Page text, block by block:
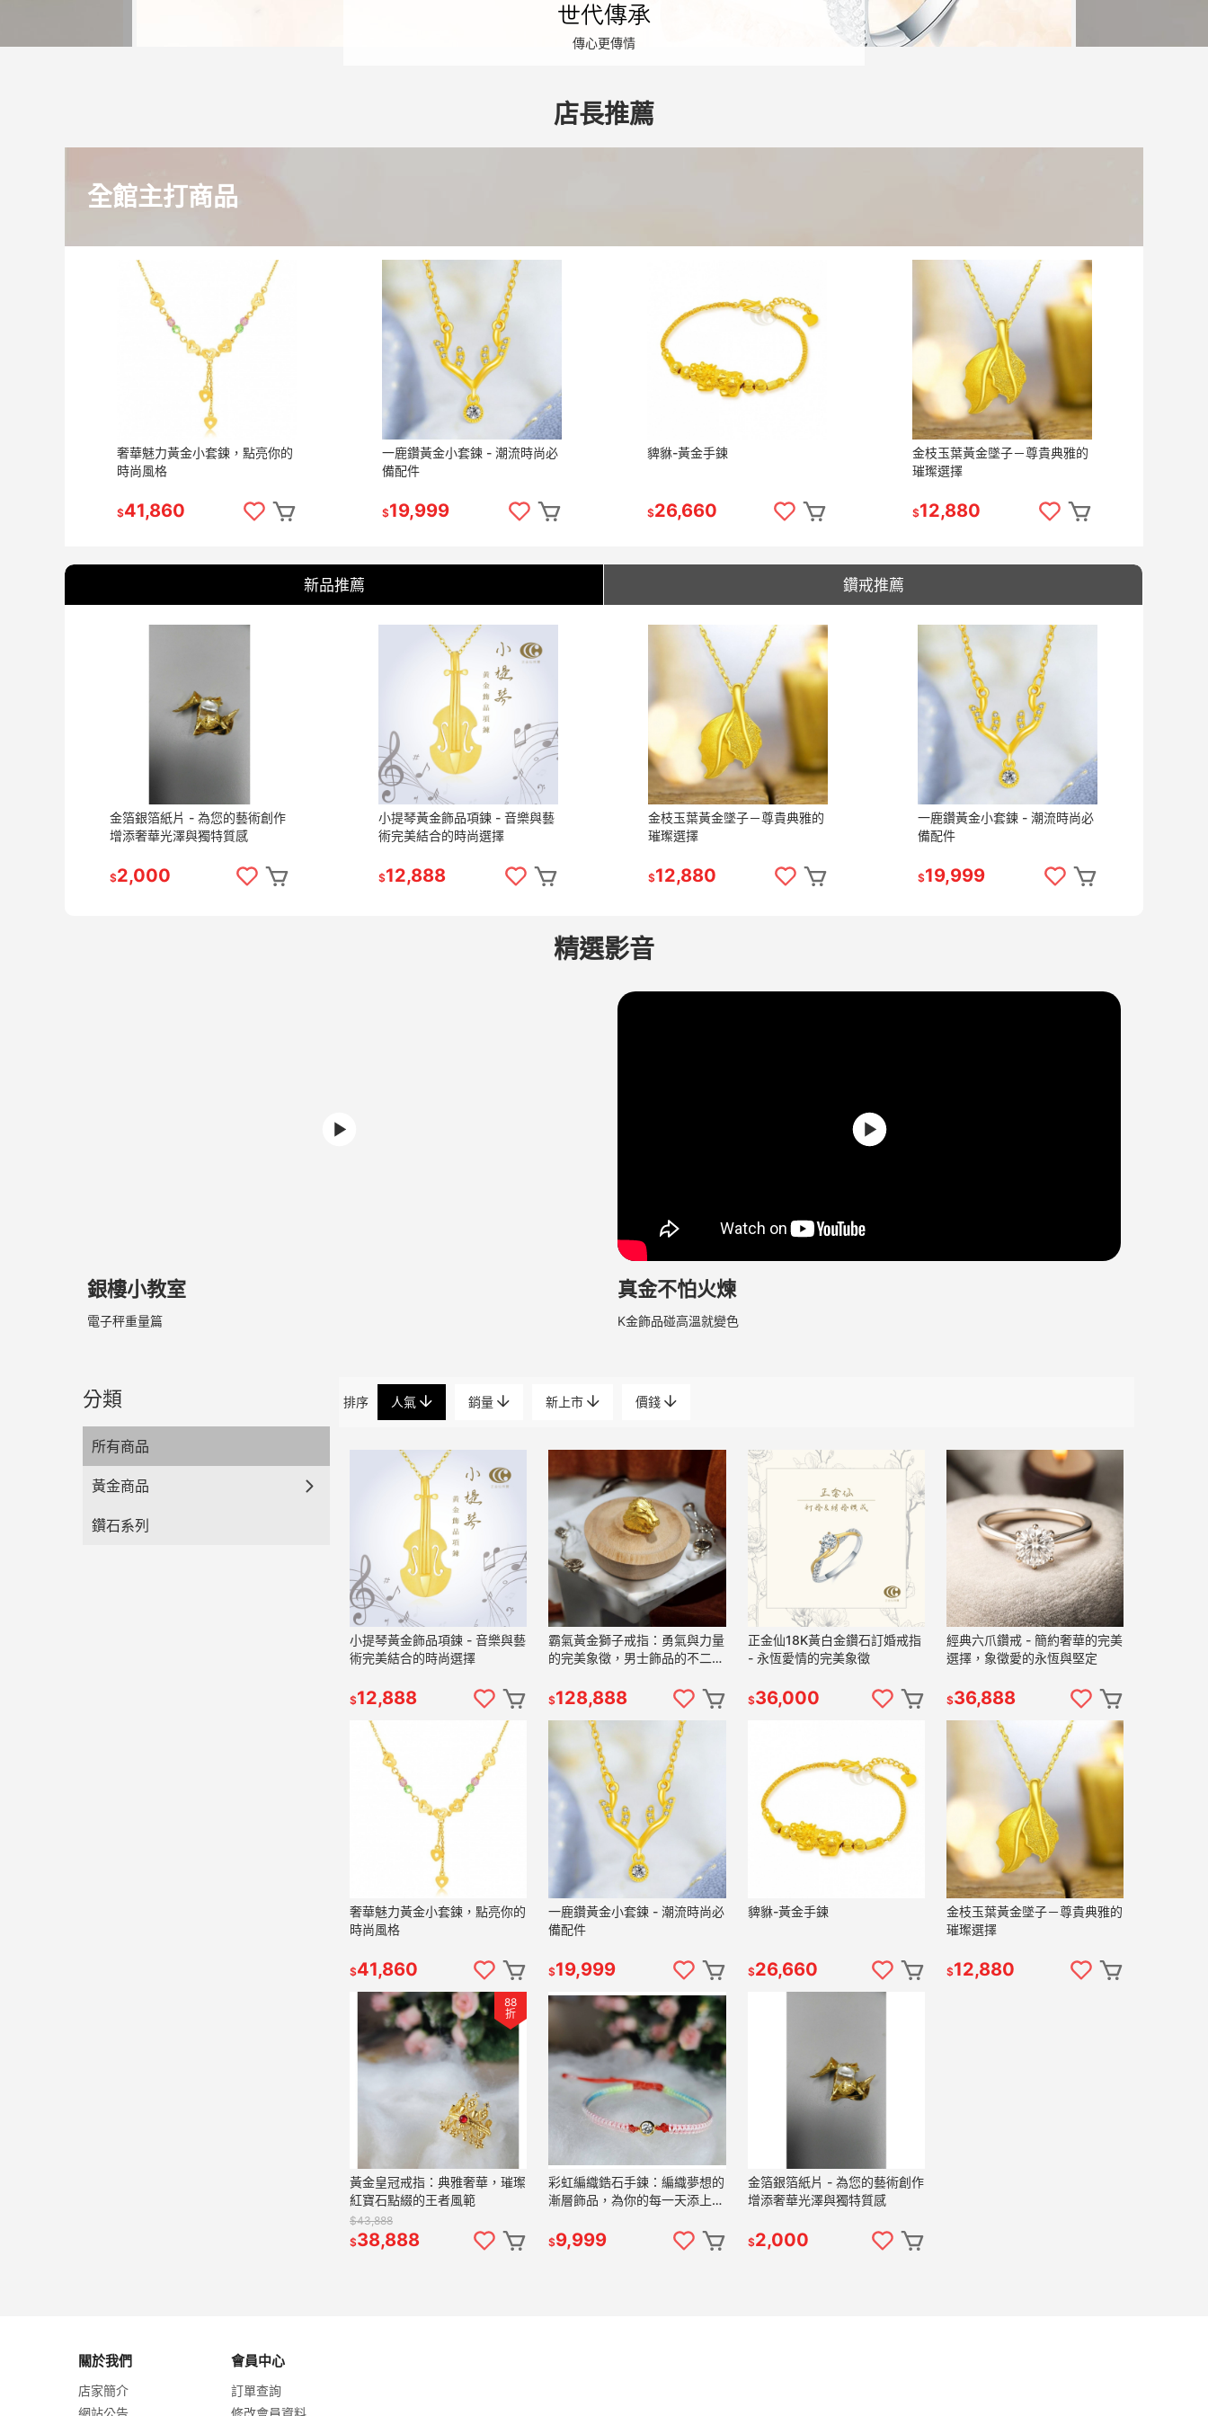
世代傳承
傳心更傳情
店長推薦
全館主打商品
奢華魅力黃金小套鍊，點亮你的
時尚風格
$41,860
一鹿鑽黃金小套鍊 - 潮流時尚必
備配件
$19,999
貏貅-黃金手鍊
$26,660
金枝玉葉黃金墜子－尊貴典雅的
璀璨選擇
$12,880
新品推薦 鑽戒推薦
金箔銀箔紙片 - 為您的藝術創作
增添奢華光澤與獨特質感
$2,000
小提琴黃金飾品項鍊 - 音樂與藝
術完美結合的時尚選擇
$12,888
金枝玉葉黃金墜子－尊貴典雅的
璀璨選擇
$12,880
一鹿鑽黃金小套鍊 - 潮流時尚必
備配件
$19,999
精選影音
銀樓小教室
電子秤重量篇
真金不怕火煉
K金飾品碰高溫就變色
分類
所有商品
黃金商品
鑽石系列
排序 人氣 銷量 新上市 價錢
小提琴黃金飾品項鍊 - 音樂與藝
術完美結合的時尚選擇
$12,888
霸氣黃金獅子戒指：勇氣與力量
的完美象徵，男士飾品的不二之
$128,888
正金仙18K黃白金鑽石訂婚戒指
- 永恆愛情的完美象徵
$36,000
經典六爪鑽戒 - 簡約奢華的完美
選擇，象徵愛的永恆與堅定
$36,888
奢華魅力黃金小套鍊，點亮你的
時尚風格
$41,860
一鹿鑽黃金小套鍊 - 潮流時尚必
備配件
$19,999
貏貅-黃金手鍊
$26,660
金枝玉葉黃金墜子－尊貴典雅的
璀璨選擇
$12,880
88
折
黃金皇冠戒指：典雅奢華，璀璨
紅寶石點綴的王者風範
$43,888
$38,888
彩虹編織鋯石手鍊：編織夢想的
漸層飾品，為你的每一天添上幸
$9,999
金箔銀箔紙片 - 為您的藝術創作
增添奢華光澤與獨特質感
$2,000
關於我們
店家簡介
網站公告
會員中心
訂單查詢
修改會員資料